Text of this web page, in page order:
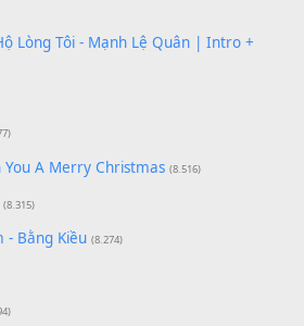
| Anh không muốn ra đi | Qí shí bù
Hộ Lòng Tôi - Mạnh Lệ Quân | Intro +